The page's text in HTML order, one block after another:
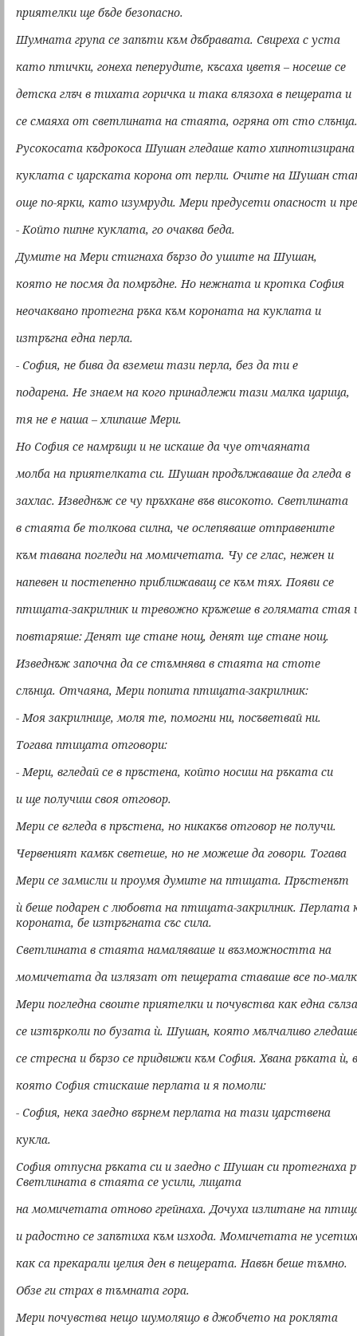
приятелки ще бъде безопасно.
Шумната група се запъти към дъбравата. Свиреха с уста
като птички, гонеха пеперудите, късаха цветя – носеше се
детска глъч в тихата горичка и така влязоха в пещерата и
се смаяха от светлината на стаята, огряна от сто слънца.
Русокосата къдрокоса Шушан гледаше като хипнотизирана
куклата с царската корона от перли. Очите на Шушан
още по-ярки, като изумруди. Мери предусети опасност и
- Който пипне куклата, го очаква беда.
Думите на Мери стигнаха бързо до ушите на Шушан,
която не посмя да помръдне. Но нежната и кротка София
неочаквано протегна ръка към короната на куклата и
изтръгна една перла.
- София, не бива да вземеш тази перла, без да ти е
подарена. Не знаем на кого принадлежи тази малка царица,
тя не е наша – хлипаше Мери.
Но София се намръщи и не искаше да чуе отчаяната
молба на приятелката си. Шушан продължаваше да гледа в
захлас. Изведнъж се чу пръхкане във високото. Светлината
в стаята бе толкова силна, че ослепяваше отправените
към тавана погледи на момичетата. Чу се глас, нежен и
напевен и постепенно приближаващ се към тях. Появи се
птицата-закрилник и тревожно кръжеше в голямата стая
повтаряше: Денят ще стане нощ, денят ще стане нощ.
Изведнъж започна да се стъмнява в стаята на стоте
слънца. Отчаяна, Мери попита птицата-закрилник:
- Моя закрилнице, моля те, помогни ни, посъветвай ни.
Тогава птицата отговори:
- Мери, вгледай се в пръстена, който носиш на ръката си
и ще получиш своя отговор.
Мери се вгледа в пръстена, но никакъв отговор не получи.
Червеният камък светеше, но не можеше да говори. Тогава
Мери се замисли и проумя думите на птицата. Пръстенът
ѝ беше подарен с любовта на птицата-закрилник.
короната, бе изтръгната със сила.
Светлината в стаята намаляваше и възможността на
момичетата да излязат от пещерата ставаше все по-
Мери погледна своите приятелки и почувства как една сълза
се изтърколи по бузата ѝ. Шушан, която мълчаливо
се стресна и бързо се придвижи към София. Хвана ръката ѝ, в
която София стискаше перлата и я помоли:
- София, нека заедно върнем перлата на тази царствена
кукла.
София отпусна ръката си и заедно с Шушан си протегнаха
Светлината в стаята се усили, лицата
на момичетата отново грейнаха. Дочуха излитане на
и радостно се запътиха към изхода. Момичетата не
как са прекарали целия ден в пещерата. Навън беше тъмно.
Обзе ги страх в тъмната гора.
Мери почувства нещо шумолящо в джобчето на роклята